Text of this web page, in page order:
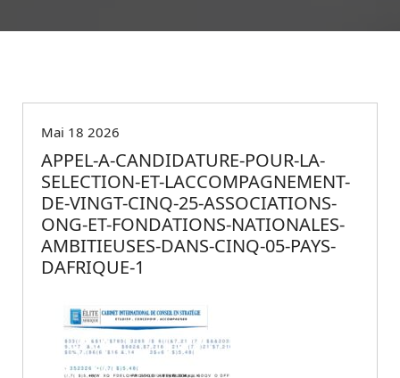
Mai 18 2026
APPEL-A-CANDIDATURE-POUR-LA-
SELECTION-ET-LACCOMPAGNEMENT-
DE-VINGT-CINQ-25-ASSOCIATIONS-
ONG-ET-FONDATIONS-NATIONALES-
AMBITIEUSES-DANS-CINQ-05-PAYS-
DAFRIQUE-1